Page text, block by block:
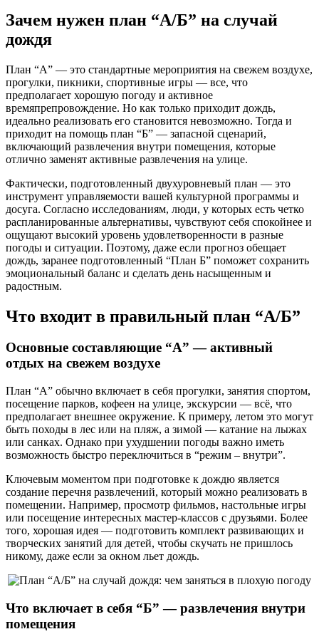
Зачем нужен план “А/Б” на случай
дождя
План “А” — это стандартные мероприятия на свежем воздухе,
прогулки, пикники, спортивные игры — все, что
предполагает хорошую погоду и активное
времяпрепровождение. Но как только приходит дождь,
идеально реализовать его становится невозможно. Тогда и
приходит на помощь план “Б” — запасной сценарий,
включающий развлечения внутри помещения, которые
отлично заменят активные развлечения на улице.
Фактически, подготовленный двухуровневый план — это
инструмент управляемости вашей культурной программы и
досуга. Согласно исследованиям, люди, у которых есть четко
распланированные альтернативы, чувствуют себя спокойнее и
ощущают высокий уровень удовлетворенности в разные
погоды и ситуации. Поэтому, даже если прогноз обещает
дождь, заранее подготовленный “План Б” поможет сохранить
эмоциональный баланс и сделать день насыщенным и
радостным.
Что входит в правильный план “А/Б”
Основные составляющие “А” — активный
отдых на свежем воздухе
План “А” обычно включает в себя прогулки, занятия спортом,
посещение парков, кофеен на улице, экскурсии — всё, что
предполагает внешнее окружение. К примеру, летом это могут
быть походы в лес или на пляж, а зимой — катание на лыжах
или санках. Однако при ухудшении погоды важно иметь
возможность быстро переключиться в “режим – внутри”.
Ключевым моментом при подготовке к дождю является
создание перечня развлечений, который можно реализовать в
помещении. Например, просмотр фильмов, настольные игры
или посещение интересных мастер-классов с друзьями. Более
того, хорошая идея — подготовить комплект развивающих и
творческих занятий для детей, чтобы скучать не пришлось
никому, даже если за окном льет дождь.
Что включает в себя “Б” — развлечения внутри
помещения